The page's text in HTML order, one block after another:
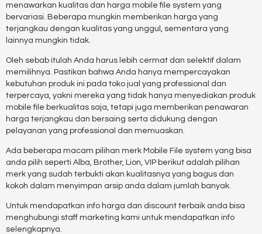
menawarkan kualitas dan harga mobile file system yang
bervariasi. Beberapa mungkin memberikan harga yang
terjangkau dengan kualitas yang unggul, sementara yang
lainnya mungkin tidak.
Oleh sebab itulah Anda harus lebih cermat dan selektif dalam
memilihnya. Pastikan bahwa Anda hanya mempercayakan
kebutuhan produk ini pada toko jual yang professional dan
terpercaya, yakni mereka yang tidak hanya menyediakan produk
mobile file berkualitas saja, tetapi juga memberikan penawaran
harga terjangkau dan bersaing serta didukung dengan
pelayanan yang professional dan memuaskan.
Ada beberapa macam pilihan merk Mobile File system yang bisa
anda pilih seperti Alba, Brother, Lion, VIP berikut adalah pilihan
merk yang sudah terbukti akan kualitasnya yang bagus dan
kokoh dalam menyimpan arsip anda dalam jumlah banyak.
Untuk mendapatkan info harga dan discount terbaik anda bisa
menghubungi staff marketing kami untuk mendapatkan info
selengkapnya.